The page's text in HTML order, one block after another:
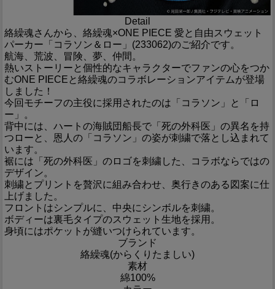
Detail
絡繰魂さんから、絡繰魂×ONE PIECE 愛と自由スウェット
パーカー「コラソン＆ロー」(233062)のご紹介です。
航海、荒波、冒険、夢、仲間。
熱いストーリーと個性的なキャラクターでファンの心をつか
むONE PIECEと絡繰魂のコラボレーションアイテムが登場
しました！
今回モチーフの主役に採用されたのは「コラソン」と「ロ
ー」。
背中には、ハートの海賊団船長で「死の外科医」の異名を持
つローと、恩人の「コラソン」の姿が刺繍で落とし込まれて
います。
裾には「死の外科医」のロゴを刺繍した、コラボならではの
デザイン。
刺繍とプリントを贅沢に組み合わせ、奥行きのある図案に仕
上げました。
フロントはシンプルに、中央にシンボルを刺繍。
ボディーは裏毛タイプのスウェット生地を採用。
身頃にはポケットが縫いつけられています。
ブランド
絡繰魂(からくりたましい)
素材
綿100%